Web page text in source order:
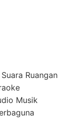
Ruangan
Musik